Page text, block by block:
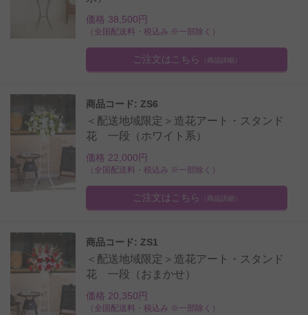
価格 38,500円
（全国配送料・税込み ※一部除く）
ご注文はこちら （商品詳細）
商品コード: ZS6
＜配送地域限定＞造花アート・スタンド
花 一段（ホワイト系）
価格 22,000円
（全国配送料・税込み ※一部除く）
ご注文はこちら （商品詳細）
商品コード: ZS1
＜配送地域限定＞造花アート・スタンド
花 一段（おまかせ）
価格 20,350円
（全国配送料・税込み ※一部除く）